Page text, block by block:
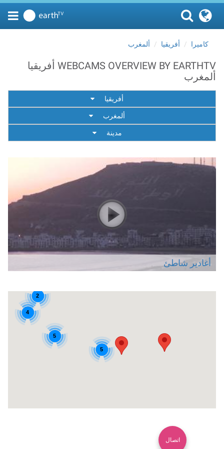
كاميرا أفريقيا ألمغرب
WEBCAMS OVERVIEW BY EARTHTV أفريقيا
ألمغرب
أفريقيا
ألمغرب
مدينة
أغادير شاطئ
4
2
5
5
اتصال